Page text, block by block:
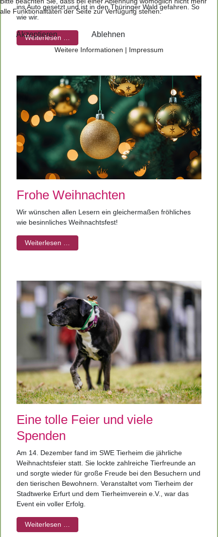
ins Auto gesetzt und ist in den Thüringer Wald gefahren. So
wie wir.
Weiterlesen …
Frohe Weihnachten
Wir wünschen allen Lesern ein gleichermaßen fröhliches
wie besinnliches Weihnachtsfest!
Weiterlesen …
Eine tolle Feier und viele
Spenden
Am 14. Dezember fand im SWE Tierheim die jährliche
Weihnachtsfeier statt. Sie lockte zahlreiche Tierfreunde an
und sorgte wieder für große Freude bei den Besuchern und
den tierischen Bewohnern. Veranstaltet vom Tierheim der
Stadtwerke Erfurt und dem Tierheimverein e.V., war das
Event ein voller Erfolg.
Weiterlesen …
alle Funktionalitäten der Seite zur Verfügung stehen.
Akzeptieren Ablehnen
Weitere Informationen | Impressum